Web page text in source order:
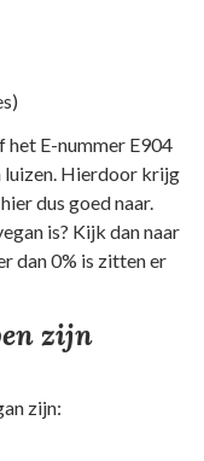
E-nummer E904
luizen. Hierdoor krijg
dus goed naar.
is? Kijk dan naar
dan 0% is zitten er
zijn
zijn: